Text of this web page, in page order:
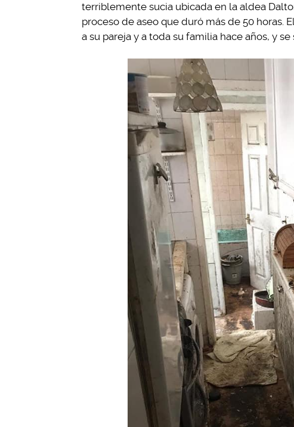
terriblemente sucia ubicada en la aldea
proceso de aseo que duró más de 50 horas.
a su pareja y a toda su familia hace años, y